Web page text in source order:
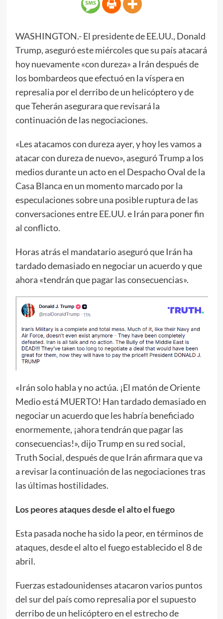
WASHINGTON.- El presidente de EE.UU., Donald
Trump, aseguró este miércoles que su país atacará
hoy nuevamente «con dureza» a Irán después de
los bombardeos que efectuó en la víspera en
represalia por el derribo de un helicóptero y de
que Teherán asegurara que revisará la
continuación de las negociaciones.
«Les atacamos con dureza ayer, y hoy les vamos a
atacar con dureza de nuevo», aseguró Trump a los
medios durante un acto en el Despacho Oval de la
Casa Blanca en un momento marcado por la
especulaciones sobre una posible ruptura de las
conversaciones entre EE.UU. e Irán para poner fin
al conflicto.
Horas atrás el mandatario aseguró que Irán ha
tardado demasiado en negociar un acuerdo y que
ahora «tendrán que pagar las consecuencias».
«Irán solo habla y no actúa. ¡El matón de Oriente
Medio está MUERTO! Han tardado demasiado en
negociar un acuerdo que les habría beneficiado
enormemente, ¡ahora tendrán que pagar las
consecuencias!», dijo Trump en su red social,
Truth Social, después de que Irán afirmara que va
a revisar la continuación de las negociaciones tras
las últimas hostilidades.
Los peores ataques desde el alto el fuego
Esta pasada noche ha sido la peor, en términos de
ataques, desde el alto el fuego establecido el 8 de
abril.
Fuerzas estadounidenses atacaron varios puntos
del sur del país como represalia por el supuesto
derribo de un helicóptero en el estrecho de